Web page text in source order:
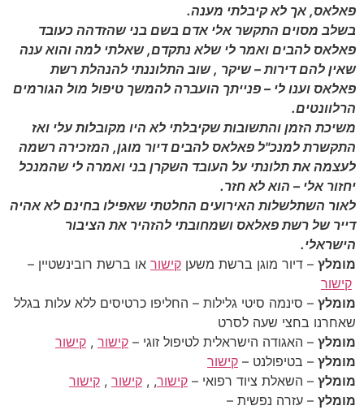
פאלאס, אך לא קיבלתי מענה.
בשלב מסוים התקשר אלי אדם בשם בני שהזדהה כעובד
פאלאס להבים ואמר לי שלא נתקדם, שאלתי למה והוא ענה
שאין להם דירות – שיקר , שוב התלוננתי להנהלת רשת
פאלאס וענו לי – פנייתך הועברה להמשך טיפול מול הגורמים
הרלוונטים.
משיכת הזמן והתשובות שקיבלתי לא היו מקובלות עלי ואז
התקשרת למנכ"ל פאלאס להבים דיור מוגן, המזכירה רשמה
לעצמה את תלונתי על העובד השקרן בני ואמרה לי שהמנכל
יחזור אלי – הוא לא חזר.
לאור השתלשלות האירועים החלטתי שאפילו בחינם לא אהיה
דייר של רשת פאלאס ושמחובתי להזהיר את הציבור
הישראלי.
מומלץ – דיור מוגן ברשת משען קישור או ברשת רובינשטיין –
קישור
מומלץ – סינמה סיטי גלילות – החליפו כרטיסים ללא עלות בגלל
שאחרנו בחצי שעה לסרט
מומלץ – האגודה הישראלית לטיפול זוגי – קישור , קישור
מומלץ – בטיפולנט – קישור
מומלץ – השאלת ציוד רפואי – קישור, , קישור , קישור
מומלץ – עזרה נפשית –